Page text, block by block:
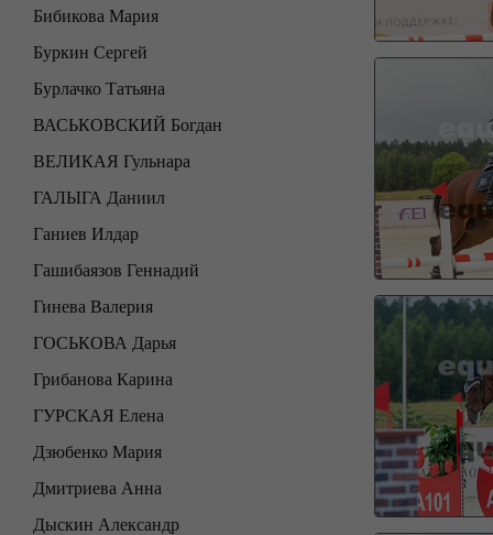
Бибикова Мария
Буркин Сергей
Бурлачко Татьяна
ВАСЬКОВСКИЙ Богдан
ВЕЛИКАЯ Гульнара
ГАЛЫГА Даниил
Ганиев Илдар
Гашибаязов Геннадий
Гинева Валерия
ГОСЬКОВА Дарья
Грибанова Карина
ГУРСКАЯ Елена
Дзюбенко Мария
Дмитриева Анна
Дыскин Александр